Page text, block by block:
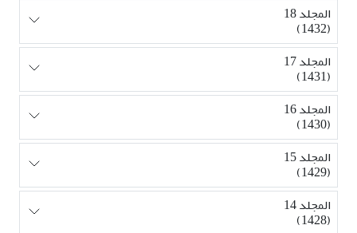
المجلد 18
(1432)
المجلد 17
(1431)
المجلد 16
(1430)
المجلد 15
(1429)
المجلد 14
(1428)